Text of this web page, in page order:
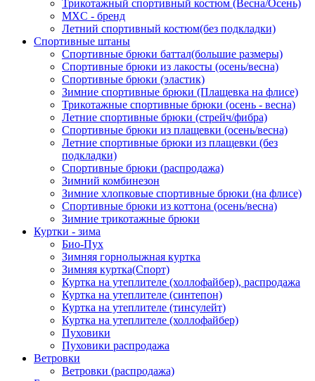
Трикотажный спортивный костюм (Весна/Осень)
MXC - бренд
Летний спортивный костюм(без подкладки)
Спортивные штаны
Спортивные брюки баттал(большие размеры)
Спортивные брюки из лакосты (осень/весна)
Спортивные брюки (эластик)
Зимние спортивные брюки (Плащевка на флисе)
Трикотажные спортивные брюки (осень - весна)
Летние спортивные брюки (стрейч/фибра)
Спортивные брюки из плащевки (осень/весна)
Летние спортивные брюки из плащевки (без
подкладки)
Спортивные брюки (распродажа)
Зимний комбинезон
Зимние хлопковые спортивные брюки (на флисе)
Спортивные брюки из коттона (осень/весна)
Зимние трикотажные брюки
Куртки - зима
Био-Пух
Зимняя горнолыжная куртка
Зимняя куртка(Спорт)
Куртка на утеплителе (холлофайбер), распродажа
Куртка на утеплителе (синтепон)
Куртка на утеплителе (тинсулейт)
Куртка на утеплителе (холлофайбер)
Пуховики
Пуховики распродажа
Ветровки
Ветровки (распродажа)